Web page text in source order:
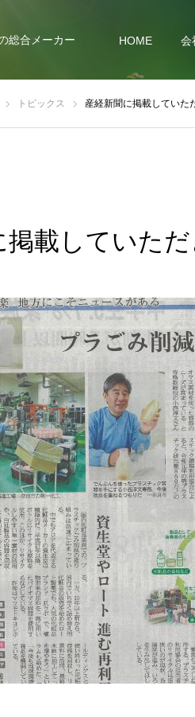
総合メーカー HOME 会
トピックス 産経新聞に掲載していた
掲載していただ